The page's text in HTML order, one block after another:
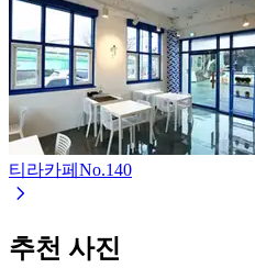
티라카페 No.140
추천 사진